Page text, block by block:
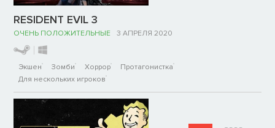
RESIDENT EVIL 3
ОЧЕНЬ ПОЛОЖИТЕЛЬНЫЕ 3 АПРЕЛЯ 2020
Экшен Зомби Хоррор
Протагонистка
Для нескольких игроков